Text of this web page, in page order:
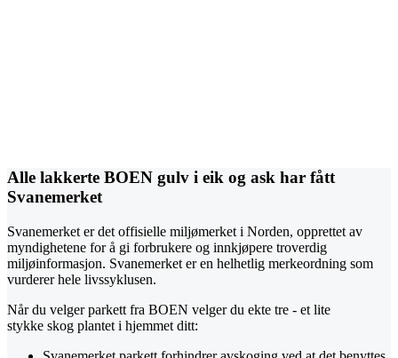
Alle lakkerte BOEN gulv i eik og ask har fått
Svanemerket
Svanemerket er det offisielle miljømerket i Norden, opprettet av
myndighetene for å gi forbrukere og innkjøpere troverdig
miljøinformasjon. Svanemerket er en helhetlig merkeordning som
vurderer hele livssyklusen.
Når du velger parkett fra BOEN velger du ekte tre - et lite
stykke skog plantet i hjemmet ditt: